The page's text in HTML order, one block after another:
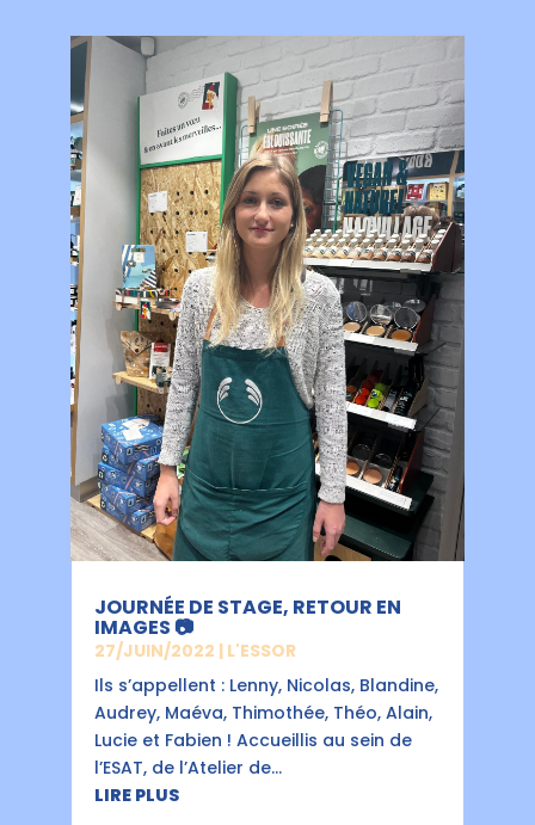
JOURNÉE DE STAGE, RETOUR EN
IMAGES 📷
27/JUIN/2022 | L'ESSOR
Ils s’appellent : Lenny, Nicolas, Blandine,
Audrey, Maéva, Thimothée, Théo, Alain,
Lucie et Fabien ! Accueillis au sein de
l’ESAT, de l’Atelier de...
LIRE PLUS